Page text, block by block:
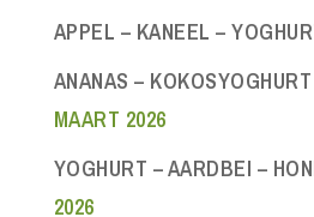
APPEL – KANEEL –
ANANAS –
MAART 2026
YOGHURT – AARDBEI –
2026